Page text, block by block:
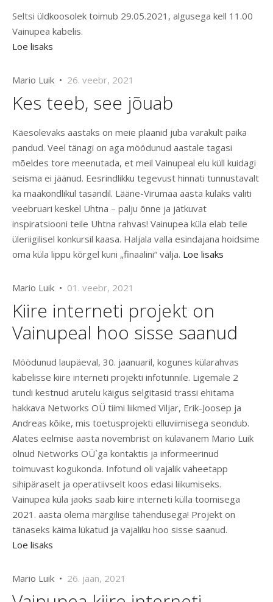
Seltsi üldkoosolek toimub 29.05.2021, algusega kell 11.00
Vainupea kabelis.
Loe lisaks
Mario Luik • 26. veebr, 2021
Kes teeb, see jõuab
Käesolevaks aastaks on meie plaanid juba varakult paika
pandud. Veel tänagi on aga möödunud aastale tagasi
mõeldes tore meenutada, et meil Vainupeal elu küll kuidagi
seisma ei jäänud. Eesrindlikku tegevust hinnati tunnustavalt
ka maakondlikul tasandil. Lääne-Virumaa aasta külaks valiti
veebruari keskel Uhtna – palju õnne ja jätkuvat
inspiratsiooni teile Uhtna rahvas! Vainupea küla elab teile
üleriigilisel konkursil kaasa. Haljala valla esindajana hoidsime
oma küla lippu kõrgel kuni „finaalini“ välja. Loe lisaks
Mario Luik • 01. veebr, 2021
Kiire interneti projekt on
Vainupeal hoo sisse saanud
Möödunud laupäeval, 30. jaanuaril, kogunes külarahvas
kabelisse kiire interneti projekti infotunnile. Ligemale 2
tundi kestnud arutelu käigus selgitasid trassi ehitama
hakkava Networks OÜ tiimi liikmed Viljar, Erik-Joosep ja
Andreas kõike, mis toetusprojekti elluviimisega seondub.
Alates eelmise aasta novembrist on külavanem Mario Luik
olnud Networks OÜ`ga kontaktis ja informeerinud
toimuvast kogukonda. Infotund oli vajalik vaheetapp
sihipäraselt ja operatiivselt koos edasi liikumiseks.
Vainupea küla jaoks saab kiire interneti külla toomisega
2021. aasta olema märgilise tähendusega! Projekt on
tänaseks käima lükatud ja vajaliku hoo sisse saanud.
Loe lisaks
Mario Luik • 26. jaan, 2021